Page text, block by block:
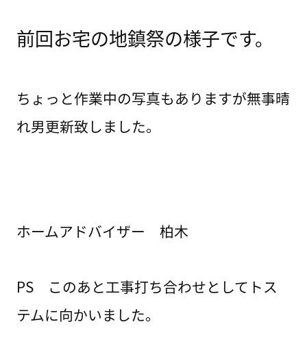
前回お宅の地鎮祭の様子です。
ちょっと作業中の写真もありますが無事晴
れ男更新致しました。
ホームアドバイザー 柏木
PS このあと工事打ち合わせとしてトス
テムに向かいました。